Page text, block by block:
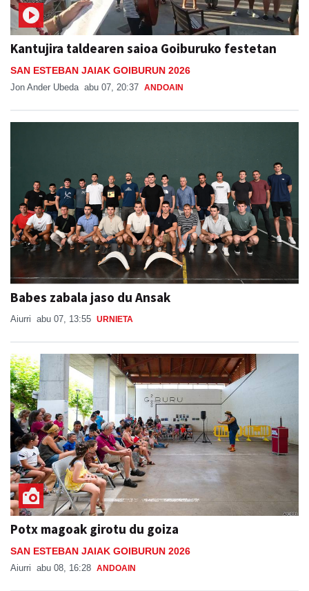
Kantujira taldearen saioa Goiburuko festetan
SAN ESTEBAN JAIAK GOIBURUN 2026
Jon Ander Ubeda abu 07, 20:37 ANDOAIN
Babes zabala jaso du Ansak
Aiurri abu 07, 13:55 URNIETA
Potx magoak girotu du goiza
SAN ESTEBAN JAIAK GOIBURUN 2026
Aiurri abu 08, 16:28 ANDOAIN